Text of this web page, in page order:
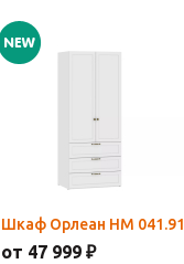
Шкаф Орлеан НМ 041.91
от 47 999 ₽